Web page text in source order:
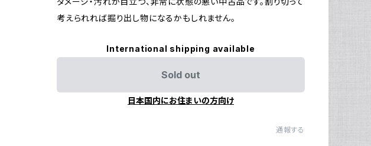
考えられれば掘り出し物になるかもしれません。
International shipping available
Sold out
日本国内にお住まいの方向け
通報する